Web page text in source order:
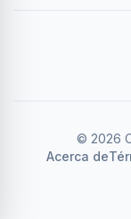
© 2026
Acerca de